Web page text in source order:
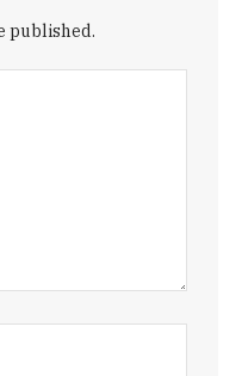
published.